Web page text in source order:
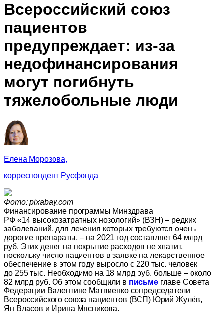
Всероссийский союз
пациентов
предупреждает: из‑за
недофинансирования
могут погибнуть
тяжелобольные люди
Елена Морозова,
корреспондент Русфонда
Фото: pixabay.com
Финансирование программы Минздрава
РФ «14 высокозатратных нозологий» (ВЗН) – редких
заболеваний, для лечения которых требуются очень
дорогие препараты, – на 2021 год составляет 64 млрд
руб. Этих денег на покрытие расходов не хватит,
поскольку число пациентов в заявке на лекарственное
обеспечение в этом году выросло с 220 тыс. человек
до 255 тыс. Необходимо на 18 млрд руб. больше – около
82 млрд руб. Об этом сообщили в письме главе Совета
Федерации Валентине Матвиенко сопредседатели
Всероссийского союза пациентов (ВСП) Юрий Жулёв,
Ян Власов и Ирина Мясникова.